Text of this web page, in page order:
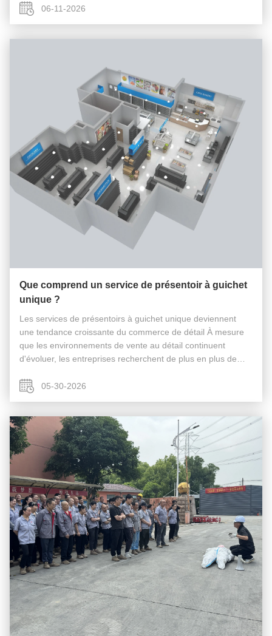
au détail, de ...
06-11-2026
Que comprend un service de présentoir à guichet
unique ?
Les services de présentoirs à guichet unique deviennent
une tendance croissante du commerce de détail À mesure
que les environnements de vente au détail continuent
d'évoluer, les entreprises recherchent de plus en plus de
complet au projet ...
05-30-2026